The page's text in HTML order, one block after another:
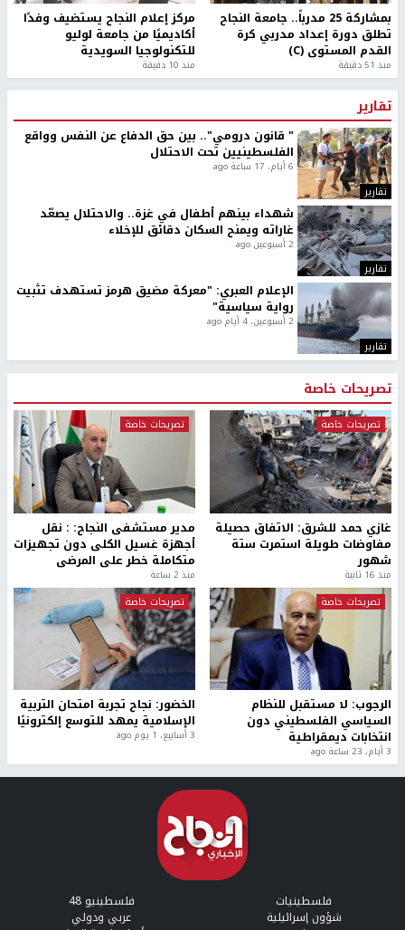
بمشاركة 25 مدرباً.. جامعة النجاح
تطلق دورة إعداد مدربي كرة
القدم المستوى (C)
منذ 51 دقيقة
مركز إعلام النجاح يستضيف وفدًا
أكاديميًا من جامعة لوليو
للتكنولوجيا السويدية
منذ 10 دقيقة
تقارير
تقارير
" قانون درومي".. بين حق الدفاع عن النفس وواقع
الفلسطينيين تحت الاحتلال
6 أيام، 17 ساعة ago
تقارير
شهداء بينهم أطفال في غزة.. والاحتلال يصعّد
غاراته ويمنح السكان دقائق للإخلاء
2 أسبوعين ago
تقارير
الإعلام العبري: "معركة مضيق هرمز تستهدف تثبيت
رواية سياسية"
2 أسبوعين، 4 أيام ago
تصريحات خاصة
تصريحات خاصة
غازي حمد للشرق: الاتفاق حصيلة
مفاوضات طويلة استمرت ستة
شهور
منذ 16 ثانية
تصريحات خاصة
مدير مستشفى النجاح: : نقل
أجهزة غسيل الكلى دون تجهيزات
متكاملة خطر على المرضى
منذ 2 ساعة
تصريحات خاصة
الرجوب: لا مستقبل للنظام
السياسي الفلسطيني دون
انتخابات ديمقراطية
3 أيام، 23 ساعة ago
تصريحات خاصة
الخضور: نجاح تجربة امتحان التربية
الإسلامية يمهد للتوسع إلكترونيًا
3 أسابيع، 1 يوم ago
فلسطينيات فلسطينيو 48
شؤون إسرائيلية عربي ودولي